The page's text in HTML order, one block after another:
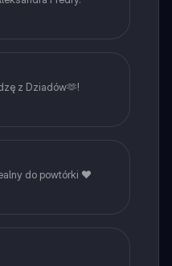
z Dziadów🫶!
do powtórki ❤️